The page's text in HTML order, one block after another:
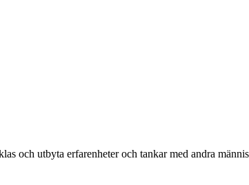
och utbyta erfarenheter och tankar med andra